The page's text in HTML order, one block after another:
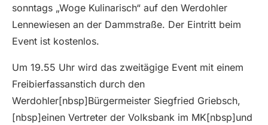
sonntags „Woge Kulinarisch“ auf den Werdohler
Lennewiesen an der Dammstraße. Der Eintritt beim
Event ist kostenlos.
Um 19.55 Uhr wird das zweitägige Event mit einem
Freibierfassanstich durch den
Werdohler[nbsp]Bürgermeister Siegfried Griebsch,
[nbsp]einen Vertreter der Volksbank im MK[nbsp]und